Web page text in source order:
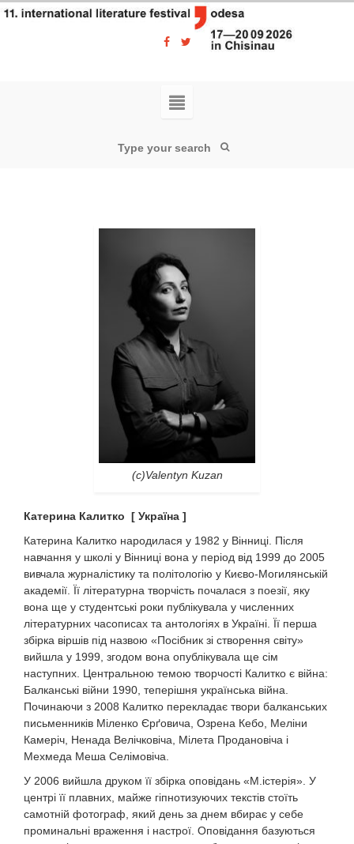
(c)Valentyn Kuzan
Катерина Калитко [ Україна ]
Катерина Калитко народилася у 1982 у Вінниці. Після
навчання у школі у Вінниці вона у період від 1999 до 2005
вивчала журналістику та політологію у Києво-Могилянській
академії. Її літературна творчість почалася з поезії, яку
вона ще у студентські роки публікувала у численних
літературних часописах та антологіях в Україні. Її перша
збірка віршів під назвою «Посібник зі створення світу»
вийшла у 1999, згодом вона опублікувала ще сім
наступних. Центральною темою творчості Калитко є війна:
Балканські війни 1990, теперішня українська війна.
Починаючи з 2008 Калитко перекладає твори балканських
письменників Міленко Єрґовича, Озрена Кебо, Меліни
Камеріч, Ненада Велічковіча, Мілета Продановіча і
Мехмеда Меша Селімовіча.
У 2006 вийшла друком її збірка оповідань «М.істерія». У
центрі її плавних, майже гіпнотизуючих текстів стоїть
самотній фотограф, який день за днем вбирає у себе
проминальні враження і настрої. Оповідання базуються